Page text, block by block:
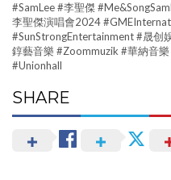
#SamLee #李聖傑 #Me&
李聖傑演唱會2024 #
#SunStrongEntertainment #晟创
錞藝音樂 #Zoommuzik #華納音
#Unionhall
SHARE